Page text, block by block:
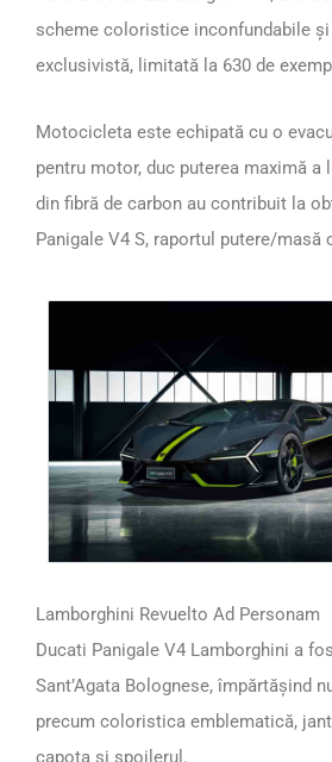
scheme coloristice inconfundabile
exclusivistă, limitată la 630 de
Motocicleta este echipată cu o
pentru motor, duc puterea maximă a
din fibră de carbon au contribuit la
Panigale V4 S, raportul putere/masă
Lamborghini Revuelto Ad Personam
Ducati Panigale V4 Lamborghini a
Sant’Agata Bolognese,
precum coloristica emblematică,
capota și spoilerul.